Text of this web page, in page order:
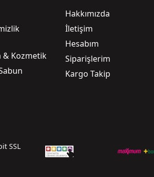
& Kozmetik
Hakkımızda
İletişim
Hesabım
Siparişlerim
Kargo Takip
SSL